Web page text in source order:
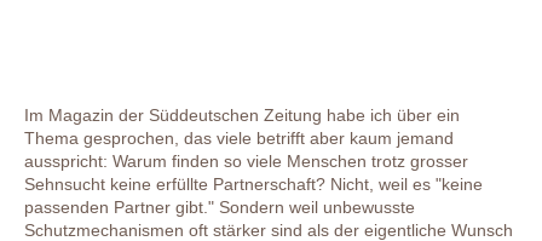
Im Magazin der Süddeutschen Zeitung habe ich über ein
Thema gesprochen, das viele betrifft aber kaum jemand
ausspricht: Warum finden so viele Menschen trotz grosser
Sehnsucht keine erfüllte Partnerschaft? Nicht, weil es "keine
passenden Partner gibt." Sondern weil unbewusste
Schutzmechanismen oft stärker sind als der eigentliche Wunsch